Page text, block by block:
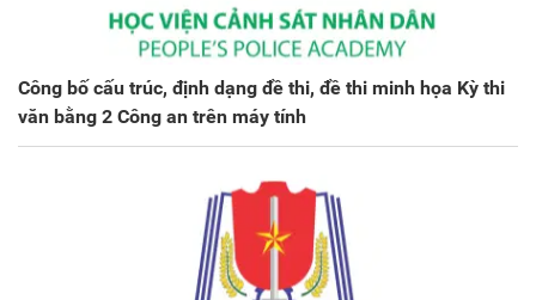
Công bố cấu trúc, định dạng đề thi, đề thi minh họa Kỳ thi
văn bằng 2 Công an trên máy tính